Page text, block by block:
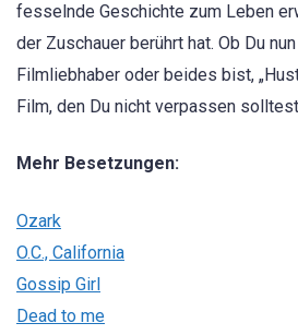
fesselnde Geschichte zum Leben
der Zuschauer berührt hat. Ob Du
Filmliebhaber oder beides bist,
Film, den Du nicht verpassen
Mehr Besetzungen:
Ozark
O.C., California
Gossip Girl
Dead to me